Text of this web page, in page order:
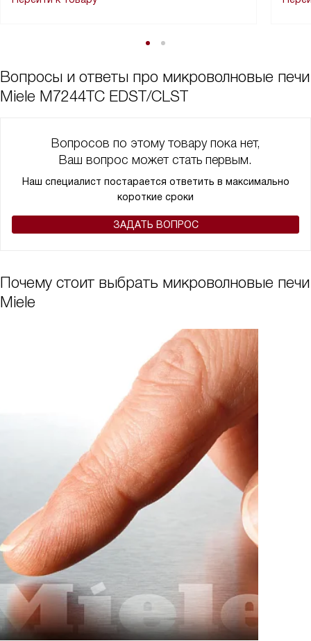
Вопросы и ответы про микроволновые печи
Miele M7244TC EDST/CLST
Вопросов по этому товару пока нет,
Ваш вопрос может стать первым.
Наш специалист постарается ответить в максимально
короткие сроки
ЗАДАТЬ ВОПРОС
Почему стоит выбрать микроволновые печи
Miele